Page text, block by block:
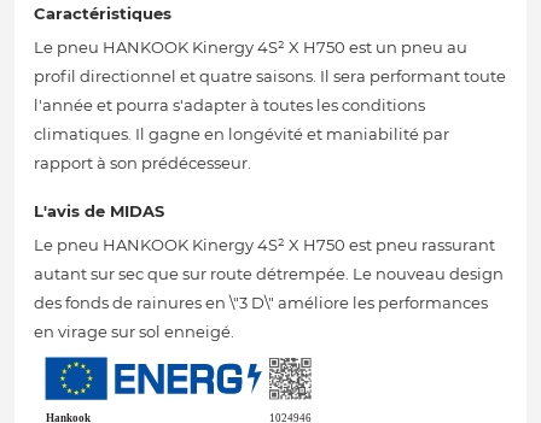
Caractéristiques
Le pneu HANKOOK Kinergy 4S² X H750 est un pneu au
profil directionnel et quatre saisons. Il sera performant toute
l'année et pourra s'adapter à toutes les conditions
climatiques. Il gagne en longévité et maniabilité par
rapport à son prédécesseur.
L'avis de MIDAS
Le pneu HANKOOK Kinergy 4S² X H750 est pneu rassurant
autant sur sec que sur route détrempée. Le nouveau design
des fonds de rainures en \"3 D\" améliore les performances
en virage sur sol enneigé.